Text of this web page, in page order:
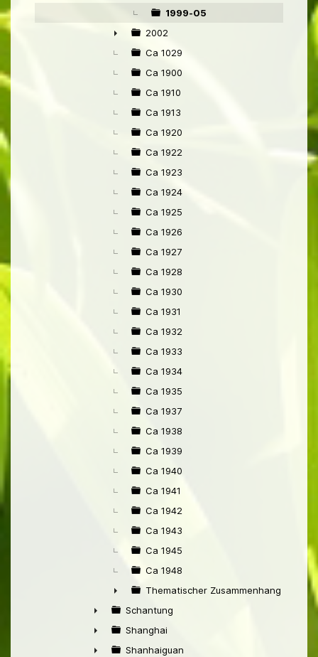
1999-05
►
2002
Ca 1029
Ca 1900
Ca 1910
Ca 1913
Ca 1920
Ca 1922
Ca 1923
Ca 1924
Ca 1925
Ca 1926
Ca 1927
Ca 1928
Ca 1930
Ca 1931
Ca 1932
Ca 1933
Ca 1934
Ca 1935
Ca 1937
Ca 1938
Ca 1939
Ca 1940
Ca 1941
Ca 1942
Ca 1943
Ca 1945
Ca 1948
►
Thematischer Zusammenhang mit
►
Schantung
►
Shanghai
Shanhaiguan